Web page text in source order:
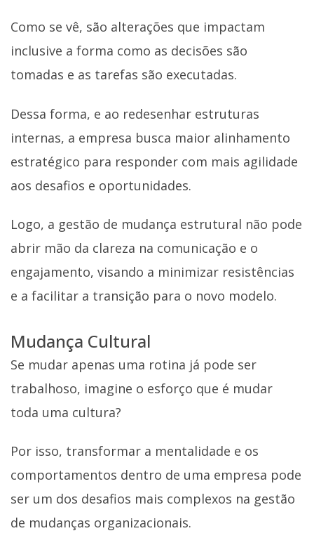
Como se vê, são alterações que impactam
inclusive a forma como as decisões são
tomadas e as tarefas são executadas.
Dessa forma, e ao redesenhar estruturas
internas, a empresa busca maior alinhamento
estratégico para responder com mais agilidade
aos desafios e oportunidades.
Logo, a gestão de mudança estrutural não pode
abrir mão da clareza na comunicação e o
engajamento, visando a minimizar resistências
e a facilitar a transição para o novo modelo.
Mudança Cultural
Se mudar apenas uma rotina já pode ser
trabalhoso, imagine o esforço que é mudar
toda uma cultura?
Por isso, transformar a mentalidade e os
comportamentos dentro de uma empresa pode
ser um dos desafios mais complexos na gestão
de mudanças organizacionais.